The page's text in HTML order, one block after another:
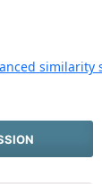
similarity